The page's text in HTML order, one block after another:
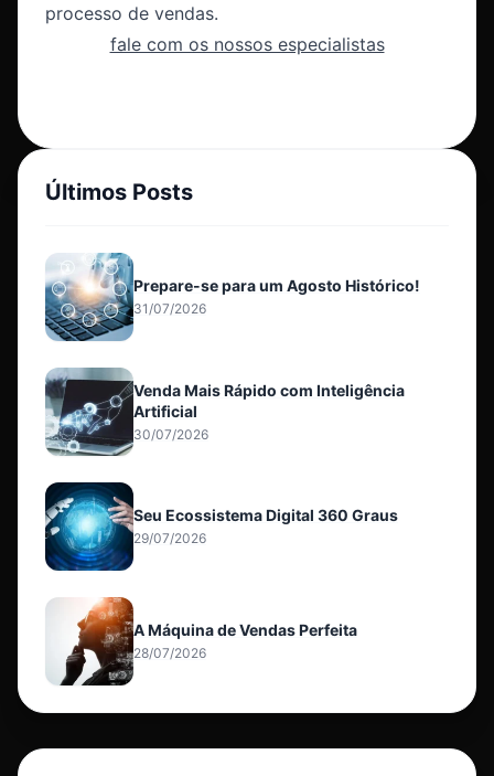
processo de vendas.
fale com os nossos especialistas
Últimos Posts
Prepare-se para um Agosto Histórico!
31/07/2026
Venda Mais Rápido com Inteligência
Artificial
30/07/2026
Seu Ecossistema Digital 360 Graus
29/07/2026
A Máquina de Vendas Perfeita
28/07/2026